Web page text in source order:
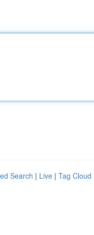
Search | Live | Tag Cloud